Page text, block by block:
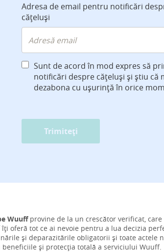
Adresa de email pentru notificări
cățeluși
Sunt de acord în mod expres să
notificări despre cățeluși și știu că
dezabona cu ușurință în orice
Trimiteți
Wuuffprovine de la un crescător verificat,
oferă tot ce ai nevoie pentru a lua decizia
și deparazitările obligatorii și toate actele
și protecția totală a serviciului Wuuff.